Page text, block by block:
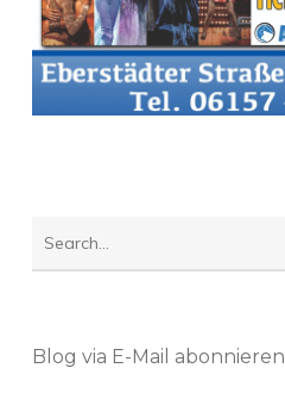
Blog via E-Mail abonnieren